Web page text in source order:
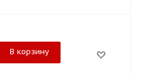
В корзину